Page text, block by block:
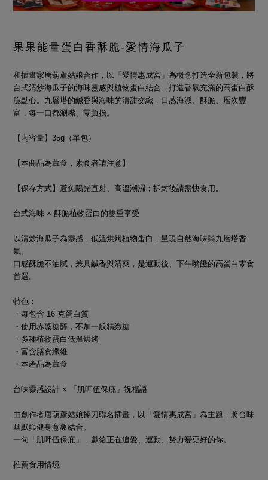
果果能量蛋白香酥脆-愛情海瓜子
和插畫家唐葫蘆姑娘合作，以「愛情惠成宮」為概念打造全新包裝，將
台式清炒海瓜子的海味靈感與植物蛋白結合，打造香氣充滿的高蛋白酥
脆點心。九層塔的鹹香與海味的清甜交織，口感海派、酥脆、層次豐
富，每一口都涮嘴、零負擔。
【內容量】35g（單包）
【本商品為葷食，素食者請注意】
【保存方式】避免陽光直射、高溫潮濕；拆封後請盡快食用。
台式海味 × 酥脆植物蛋白的雙重享受
以清炒海瓜子為靈感，低溫烘烤植物蛋白，呈現自然海味與九層塔香
氣。
口感酥脆不油膩，兼具鹹香與清爽，是運動後、下午嘴饞的高蛋白零食
首選。
特色：
・每包含 16 克蛋白質
・使用赤藻糖醇，不加一般精緻糖
・多種植物蛋白低溫烘烤
・富含膳食纖維
・本產品為葷食
台味靈感設計 × 「肌呷伍保庇」祝福語
由創作者唐葫蘆姑娘操刀聯名插畫，以「愛情惠成宮」為主題，將台味
幽默與健身意象結合。
一句「肌呷伍保庇」，獻給正在追愛、運動、努力變更好的你。
推薦食用情境